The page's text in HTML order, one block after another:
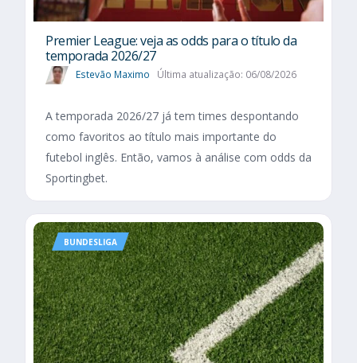
Premier League: veja as odds para o título da
temporada 2026/27
Estevão Maximo Última atualização: 06/08/2026
A temporada 2026/27 já tem times despontando
como favoritos ao título mais importante do
futebol inglês. Então, vamos à análise com odds da
Sportingbet.
BUNDESLIGA